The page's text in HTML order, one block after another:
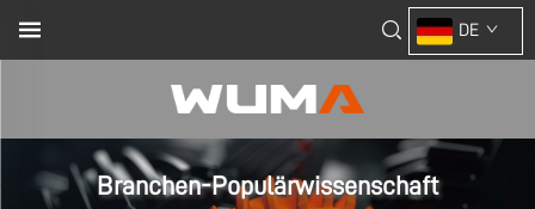
DE
Branchen-Populärwissenschaft